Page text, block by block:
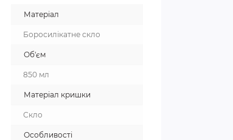
Матеріал
Боросилікатне скло
Об'єм
850 мл
Матеріал кришки
Скло
Особливості